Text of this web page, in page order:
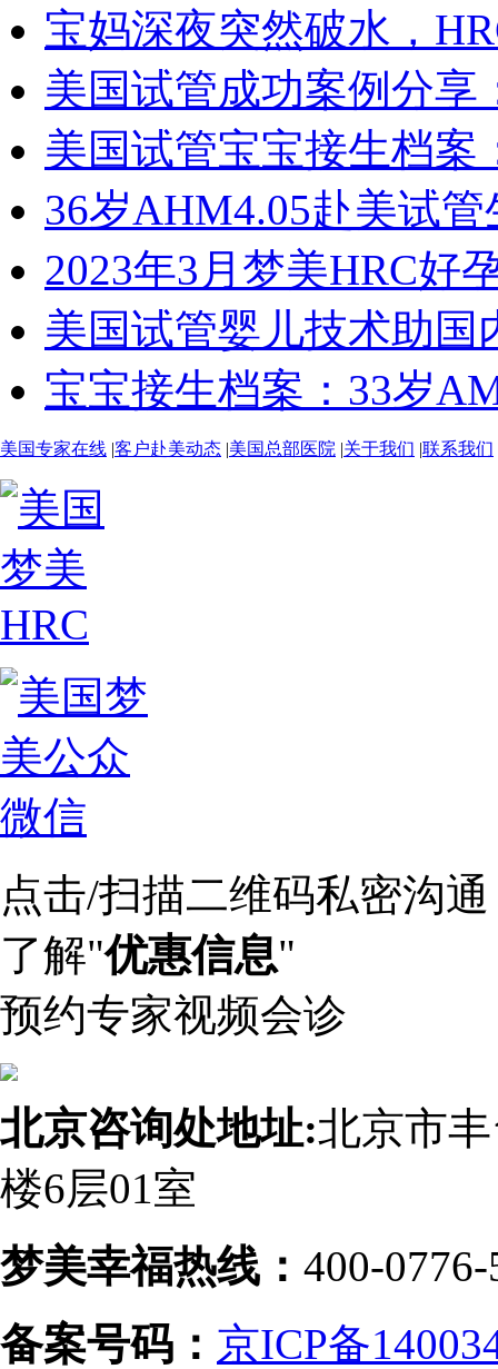
宝妈深夜突然破水，
美国试管成功案例分享
美国试管宝宝接生档案
36岁AHM4.05赴美试
2023年3月梦美HRC好
美国试管婴儿技术助国
宝宝接生档案：33岁
美国专家在线 |客户赴美动态 |美国总部医院 |关于我们 |联系我们
点击/扫描二维码私密沟通
了解"优惠信息"
预约专家视频会诊
北京咨询处地址:北京市
楼6层01室
梦美幸福热线： 400-0776-
备案号码： 京ICP备